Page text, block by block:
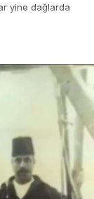
yine dağlarda